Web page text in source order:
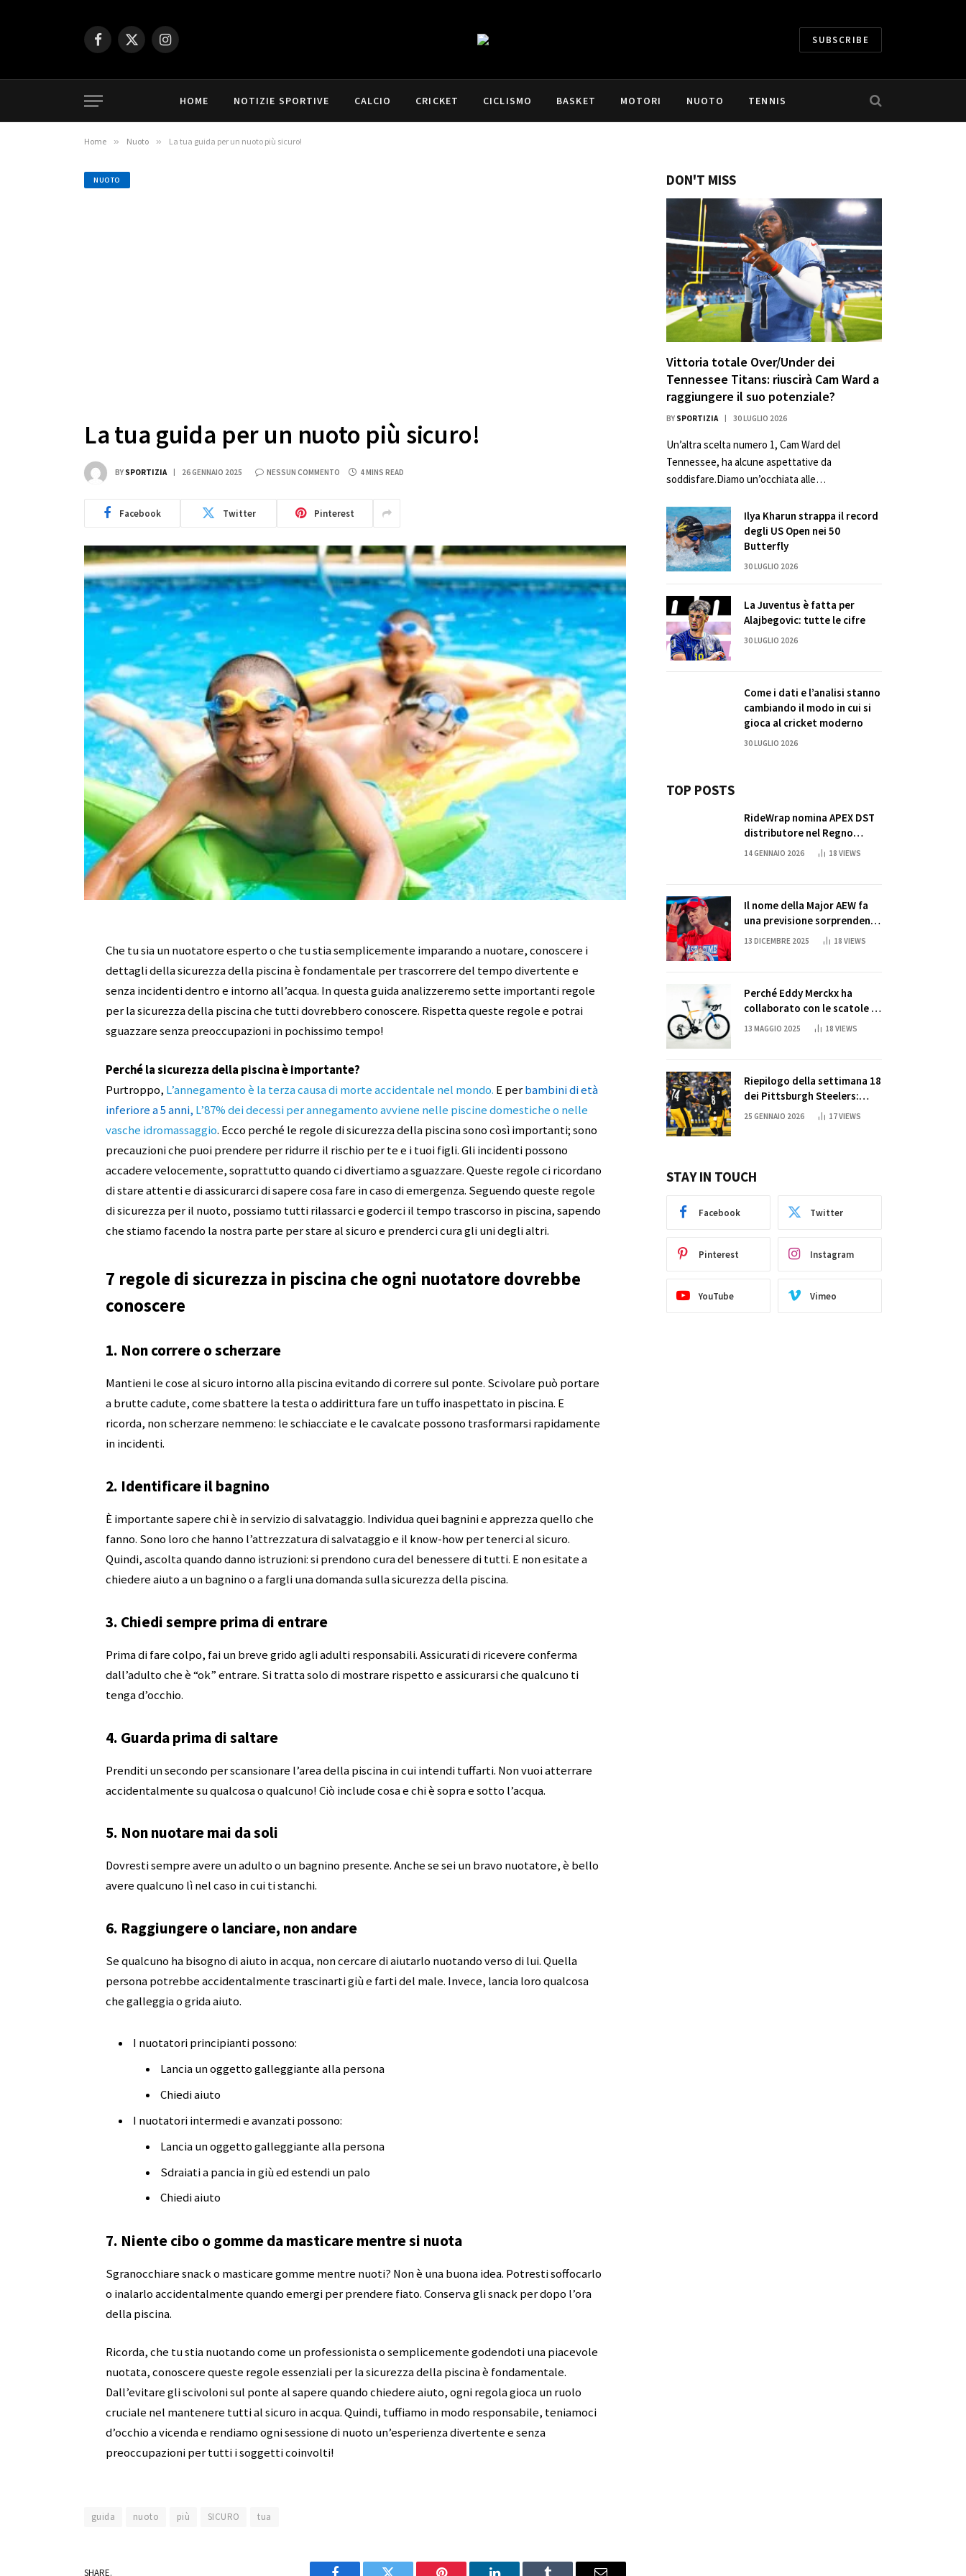
Facebook
X
Instagram SUBSCRIBE
HOME NOTIZIE SPORTIVE CALCIO CRICKET CICLISMO BASKET MOTORI NUOTO TENNIS
Home » Nuoto » La tua guida per un nuoto più sicuro!
NUOTO
La tua guida per un nuoto più sicuro!
BY SPORTIZIA 26 GENNAIO 2025 NESSUN COMMENTO 4 MINS READ
Facebook Twitter Pinterest
Che tu sia un nuotatore esperto o che tu stia semplicemente imparando a nuotare, conoscere i
dettagli della sicurezza della piscina è fondamentale per trascorrere del tempo divertente e
senza incidenti dentro e intorno all’acqua. In questa guida analizzeremo sette importanti regole
per la sicurezza della piscina che tutti dovrebbero conoscere. Rispetta queste regole e potrai
sguazzare senza preoccupazioni in pochissimo tempo!
Perché la sicurezza della piscina è importante?
Purtroppo, L’annegamento è la terza causa di morte accidentale nel mondo. E perbambini di età
inferiore a 5 anni, L’87% dei decessi per annegamento avviene nelle piscine domestiche o nelle
vasche idromassaggio. Ecco perché le regole di sicurezza della piscina sono così importanti; sono
precauzioni che puoi prendere per ridurre il rischio per te e i tuoi figli. Gli incidenti possono
accadere velocemente, soprattutto quando ci divertiamo a sguazzare. Queste regole ci ricordano
di stare attenti e di assicurarci di sapere cosa fare in caso di emergenza. Seguendo queste regole
di sicurezza per il nuoto, possiamo tutti rilassarci e goderci il tempo trascorso in piscina, sapendo
che stiamo facendo la nostra parte per stare al sicuro e prenderci cura gli uni degli altri.
7 regole di sicurezza in piscina che ogni nuotatore dovrebbe
conoscere
1. Non correre o scherzare
Mantieni le cose al sicuro intorno alla piscina evitando di correre sul ponte. Scivolare può portare
a brutte cadute, come sbattere la testa o addirittura fare un tuffo inaspettato in piscina. E
ricorda, non scherzare nemmeno: le schiacciate e le cavalcate possono trasformarsi rapidamente
in incidenti.
2. Identificare il bagnino
È importante sapere chi è in servizio di salvataggio. Individua quei bagnini e apprezza quello che
fanno. Sono loro che hanno l’attrezzatura di salvataggio e il know-how per tenerci al sicuro.
Quindi, ascolta quando danno istruzioni: si prendono cura del benessere di tutti. E non esitate a
chiedere aiuto a un bagnino o a fargli una domanda sulla sicurezza della piscina.
3. Chiedi sempre prima di entrare
Prima di fare colpo, fai un breve grido agli adulti responsabili. Assicurati di ricevere conferma
dall’adulto che è “ok” entrare. Si tratta solo di mostrare rispetto e assicurarsi che qualcuno ti
tenga d’occhio.
4. Guarda prima di saltare
Prenditi un secondo per scansionare l’area della piscina in cui intendi tuffarti. Non vuoi atterrare
accidentalmente su qualcosa o qualcuno! Ciò include cosa e chi è sopra e sotto l’acqua.
5. Non nuotare mai da soli
Dovresti sempre avere un adulto o un bagnino presente. Anche se sei un bravo nuotatore, è bello
avere qualcuno lì nel caso in cui ti stanchi.
6. Raggiungere o lanciare, non andare
Se qualcuno ha bisogno di aiuto in acqua, non cercare di aiutarlo nuotando verso di lui. Quella
persona potrebbe accidentalmente trascinarti giù e farti del male. Invece, lancia loro qualcosa
che galleggia o grida aiuto.
I nuotatori principianti possono:
Lancia un oggetto galleggiante alla persona
Chiedi aiuto
I nuotatori intermedi e avanzati possono:
Lancia un oggetto galleggiante alla persona
Sdraiati a pancia in giù ed estendi un palo
Chiedi aiuto
7. Niente cibo o gomme da masticare mentre si nuota
Sgranocchiare snack o masticare gomme mentre nuoti? Non è una buona idea. Potresti soffocarlo
o inalarlo accidentalmente quando emergi per prendere fiato. Conserva gli snack per dopo l’ora
della piscina.
Ricorda, che tu stia nuotando come un professionista o semplicemente godendoti una piacevole
nuotata, conoscere queste regole essenziali per la sicurezza della piscina è fondamentale.
Dall’evitare gli scivoloni sul ponte al sapere quando chiedere aiuto, ogni regola gioca un ruolo
cruciale nel mantenere tutti al sicuro in acqua. Quindi, tuffiamo in modo responsabile, teniamoci
d’occhio a vicenda e rendiamo ogni sessione di nuoto un’esperienza divertente e senza
preoccupazioni per tutti i soggetti coinvolti!
guida nuoto più SICURO tua
SHARE.
DON'T MISS
Vittoria totale Over/Under dei
Tennessee Titans: riuscirà Cam Ward a
raggiungere il suo potenziale?
BY SPORTIZIA 30 LUGLIO 2026
Un’altra scelta numero 1, Cam Ward del
Tennessee, ha alcune aspettative da
soddisfare.Diamo un’occhiata alle…
Ilya Kharun strappa il record
degli US Open nei 50
Butterfly
30 LUGLIO 2026
La Juventus è fatta per
Alajbegovic: tutte le cifre
30 LUGLIO 2026
Come i dati e l’analisi stanno
cambiando il modo in cui si
gioca al cricket moderno
30 LUGLIO 2026
TOP POSTS
RideWrap nomina APEX DST
distributore nel Regno
Unito
14 GENNAIO 2026 18 VIEWS
Il nome della Major AEW fa
una previsione sorprendente
per la partita di ritiro di
13 DICEMBRE 2025 18 VIEWS
Perché Eddy Merckx ha
collaborato con le scatole di
succo di Sun Capri
13 MAGGIO 2025 18 VIEWS
Riepilogo della settimana 18
dei Pittsburgh Steelers:
credi nei miracoli?
25 GENNAIO 2026 17VIEWS
STAY IN TOUCH
Facebook Twitter
Pinterest Instagram
YouTube Vimeo